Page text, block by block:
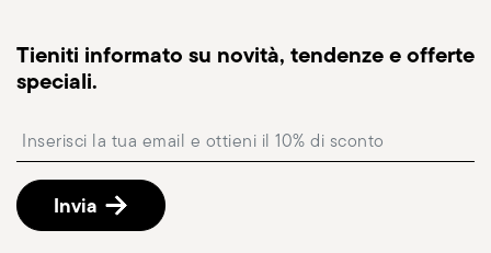
Tieniti informato su novità, tendenze e offerte
speciali.
Invia